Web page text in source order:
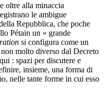
oltre alla minaccia
le ambigue
Repubblica, che poche
Pétain un « grande
si configura come un
molto diverso dal Decreto
: spazi per discutere e
insieme, una forma di
nelle tante forme in cui esso